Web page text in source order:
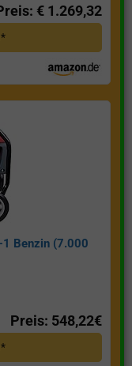
€ 1.269,32
Benzin (7.000
Preis: 548,22€